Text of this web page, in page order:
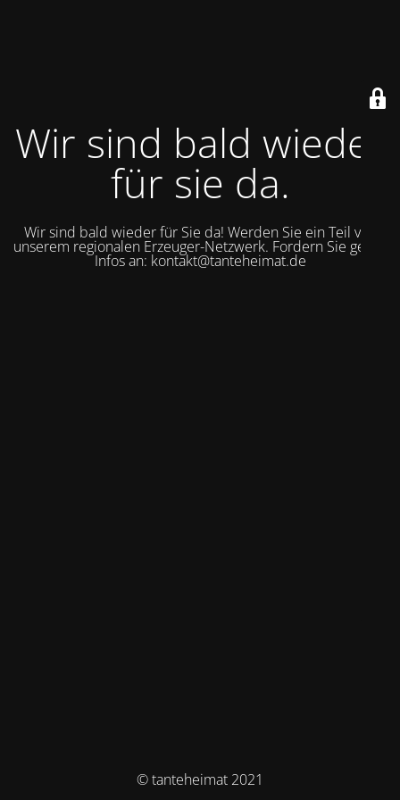
Wir sind bald wieder
für sie da.
Wir sind bald wieder für Sie da! Werden Sie ein Teil von
unserem regionalen Erzeuger-Netzwerk. Fordern Sie gerne
Infos an: kontakt@tanteheimat.de
© tanteheimat 2021